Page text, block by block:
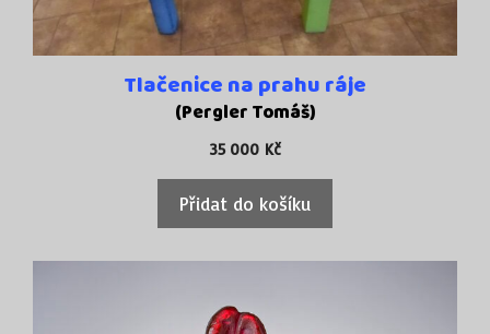
Tlačenice na prahu ráje
(Pergler Tomáš)
35 000 Kč
Přidat do košíku